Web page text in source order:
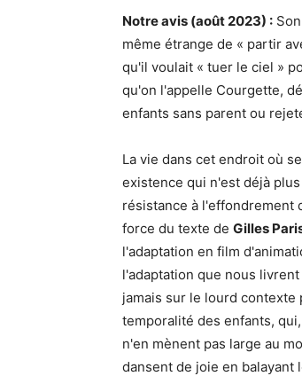
Notre avis (août 2023) :
même étrange de « partir
qu'il voulait « tuer le ciel »
qu'on l'appelle Courgette,
enfants sans parent ou
La vie dans cet endroit où
existence qui n'est déjà
résistance à l'effondrement
force du texte de Gilles
l'adaptation en film
l'adaptation que nous livrent
jamais sur le lourd
temporalité des enfants,
n'en mènent pas large au
dansent de joie en balayant